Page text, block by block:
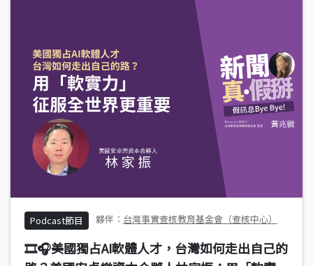
Podcast節目 台灣事實查核教育基金會（查核中心）
🎞️🎧美國獨占AI軟體人才，台灣如何走出自己的